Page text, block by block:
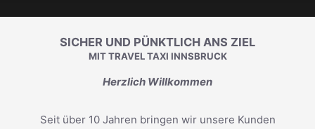
SICHER UND PÜNKTLICH ANS ZIEL
MIT TRAVEL TAXI INNSBRUCK
Herzlich Willkommen
Seit über 10 Jahren bringen wir unsere Kunden